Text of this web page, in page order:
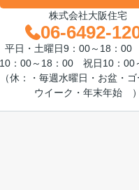
株式会社大阪住宅
06-6492-
平日・土曜日9：00～18：00
10：00～18：00 祝日10：00
（休：・毎週水曜日・お盆・
ウイーク・年末年始 ）